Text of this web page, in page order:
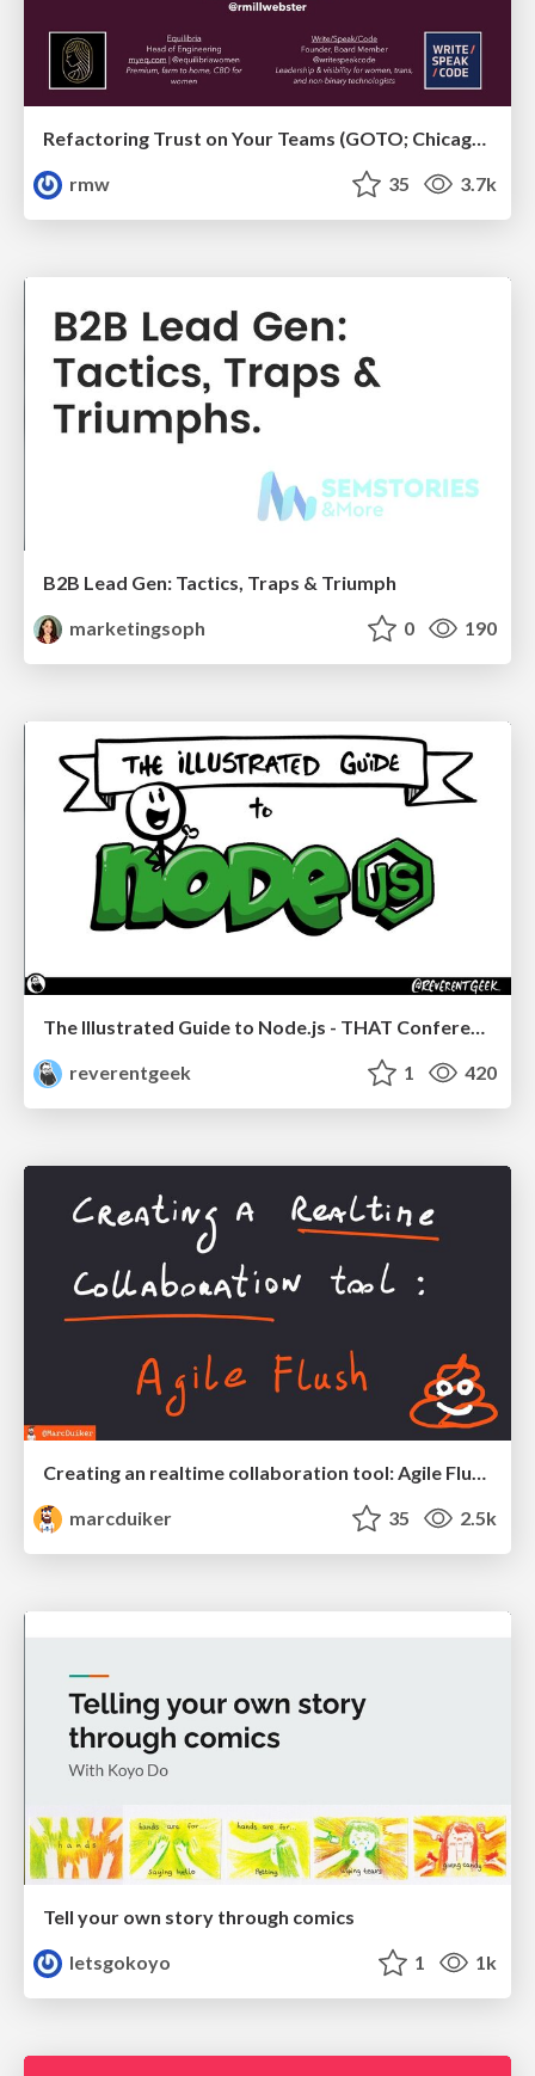
rmw
35 3.7k
B2B Lead Gen: Tactics, Traps & Triumph
marketingsoph
0 190
The Illustrated Guide to Node.js - THAT Conference 2024
reverentgeek
1 420
Creating an realtime collaboration tool: Agile Flush - .NET Oxford
marcduiker
35 2.5k
Tell your own story through comics
letsgokoyo
1 1k